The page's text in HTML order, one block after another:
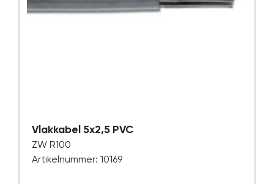
Vlakkabel 5x2,5 PVC
ZW R100
Artikelnummer: 10169